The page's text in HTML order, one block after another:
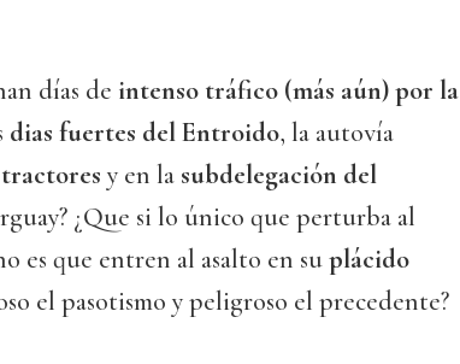
días de intenso tráfico (más aún) por la
dias fuertes del Entroido, la autovía
tractores y en la subdelegación del
¿Que si lo único que perturba al
es que entren al asalto en suplácido
el pasotismo y peligroso el precedente?